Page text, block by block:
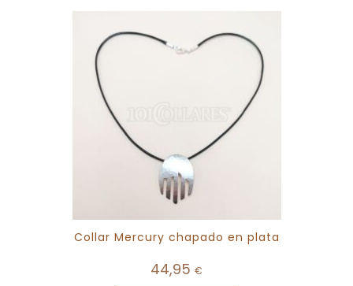
Collar Mercury chapado en plata
44,95 €